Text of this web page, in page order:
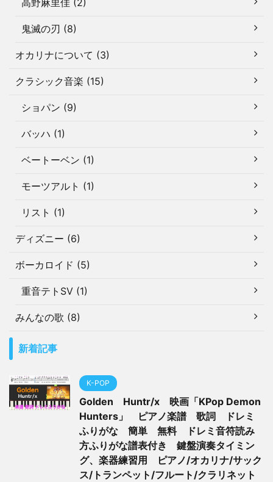
高野麻里佳 (2)
鬼滅の刃 (8)
オカリナについて (3)
クラシック音楽 (15)
ショパン (9)
バッハ (1)
ベートーベン (1)
モーツアルト (1)
リスト (1)
ディズニー (6)
ボーカロイド (5)
重音テトSV (1)
みんなの歌 (8)
新着記事
K-POP
Golden Huntr/x 映画「KPop Demon
Hunters」 ピアノ楽譜 歌詞 ドレミ
ふりがな 簡単 無料 ドレミ音符読み
方ふりがな譜表付き 鍵盤演奏タイミン
グ、楽器練習用 ピアノ/オカリナ/サック
ス/トランペット/フルート/クラリネット